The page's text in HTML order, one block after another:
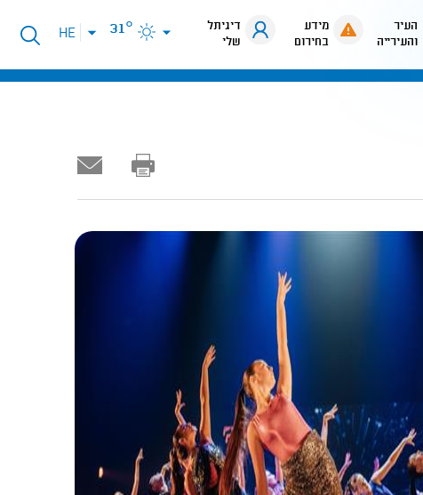
העיר
והעירייה
מידע
בחירום
דיגיתל
שלי
31°
פתיחת
תפריט
HE